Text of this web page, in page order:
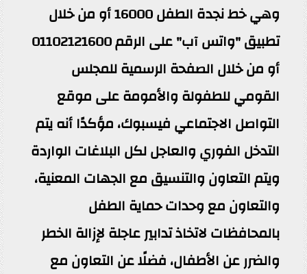
وهي خط نجدة الطفل 16000 أو من خلال
تطبيق "واتس آب" على الرقم 01102121600
أو من خلال الصفحة الرسمية للمجلس
القومي للطفولة والأمومة على موقع
التواصل الاجتماعي فيسبوك، مؤكدًا أنه يتم
التدخل الفوري والعاجل لكل البلاغات الواردة
ويتم التعاون والتنسيق مع الجهات المعنية،
والتعاون مع وحدات حماية الطفل
بالمحافظات لاتخاذ تدابير عاجلة لإزالة الخطر
والضرر عن الأطفال، فضلًا عن التعاون مع